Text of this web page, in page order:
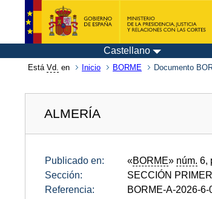
Castellano
Está Vd. en Inicio BORME Documento
ALMERÍA
Publicado en: «BORME» núm. 6,
Sección:
SECCIÓN
Referencia:
BORME-A-2026-6-